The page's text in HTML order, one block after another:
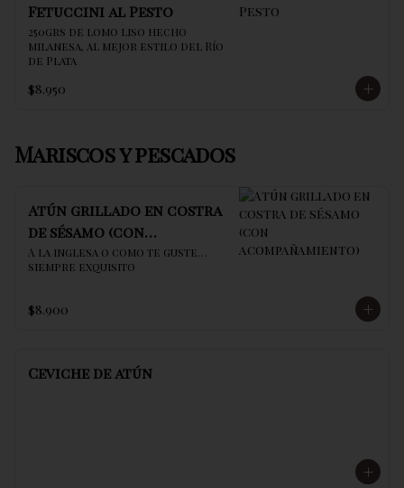
Fetuccini al Pesto
250grs de lomo liso hecho
milanesa, al mejor estilo del Río
de Plata
$8.950
Mariscos y pescados
Atún grillado en costra
de sésamo (con
acompañamiento)
A la inglesa o como te guste…
siempre exquisito
$8.900
Ceviche de atún